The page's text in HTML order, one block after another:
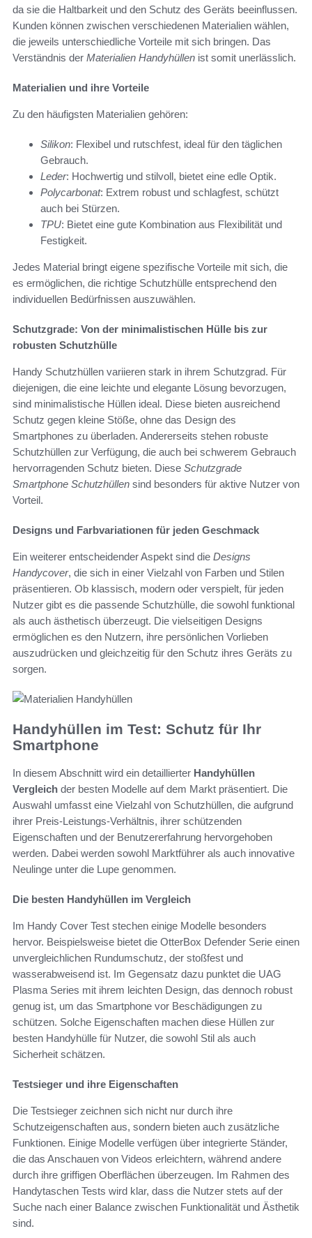
da sie die Haltbarkeit und den Schutz des Geräts beeinflussen.
Kunden können zwischen verschiedenen Materialien wählen,
die jeweils unterschiedliche Vorteile mit sich bringen. Das
Verständnis der Materialien Handyhüllen ist somit unerlässlich.
Materialien und ihre Vorteile
Zu den häufigsten Materialien gehören:
Silikon: Flexibel und rutschfest, ideal für den täglichen
Gebrauch.
Leder: Hochwertig und stilvoll, bietet eine edle Optik.
Polycarbonat: Extrem robust und schlagfest, schützt
auch bei Stürzen.
TPU: Bietet eine gute Kombination aus Flexibilität und
Festigkeit.
Jedes Material bringt eigene spezifische Vorteile mit sich, die
es ermöglichen, die richtige Schutzhülle entsprechend den
individuellen Bedürfnissen auszuwählen.
Schutzgrade: Von der minimalistischen Hülle bis zur
robusten Schutzhülle
Handy Schutzhüllen variieren stark in ihrem Schutzgrad. Für
diejenigen, die eine leichte und elegante Lösung bevorzugen,
sind minimalistische Hüllen ideal. Diese bieten ausreichend
Schutz gegen kleine Stöße, ohne das Design des
Smartphones zu überladen. Andererseits stehen robuste
Schutzhüllen zur Verfügung, die auch bei schwerem Gebrauch
hervorragenden Schutz bieten. Diese Schutzgrade
Smartphone Schutzhüllen sind besonders für aktive Nutzer von
Vorteil.
Designs und Farbvariationen für jeden Geschmack
Ein weiterer entscheidender Aspekt sind die Designs
Handycover, die sich in einer Vielzahl von Farben und Stilen
präsentieren. Ob klassisch, modern oder verspielt, für jeden
Nutzer gibt es die passende Schutzhülle, die sowohl funktional
als auch ästhetisch überzeugt. Die vielseitigen Designs
ermöglichen es den Nutzern, ihre persönlichen Vorlieben
auszudrücken und gleichzeitig für den Schutz ihres Geräts zu
sorgen.
Handyhüllen im Test: Schutz für Ihr
Smartphone
In diesem Abschnitt wird ein detaillierter Handyhüllen
Vergleich der besten Modelle auf dem Markt präsentiert. Die
Auswahl umfasst eine Vielzahl von Schutzhüllen, die aufgrund
ihrer Preis-Leistungs-Verhältnis, ihrer schützenden
Eigenschaften und der Benutzererfahrung hervorgehoben
werden. Dabei werden sowohl Marktführer als auch innovative
Neulinge unter die Lupe genommen.
Die besten Handyhüllen im Vergleich
Im Handy Cover Test stechen einige Modelle besonders
hervor. Beispielsweise bietet die OtterBox Defender Serie einen
unvergleichlichen Rundumschutz, der stoßfest und
wasserabweisend ist. Im Gegensatz dazu punktet die UAG
Plasma Series mit ihrem leichten Design, das dennoch robust
genug ist, um das Smartphone vor Beschädigungen zu
schützen. Solche Eigenschaften machen diese Hüllen zur
besten Handyhülle für Nutzer, die sowohl Stil als auch
Sicherheit schätzen.
Testsieger und ihre Eigenschaften
Die Testsieger zeichnen sich nicht nur durch ihre
Schutzeigenschaften aus, sondern bieten auch zusätzliche
Funktionen. Einige Modelle verfügen über integrierte Ständer,
die das Anschauen von Videos erleichtern, während andere
durch ihre griffigen Oberflächen überzeugen. Im Rahmen des
Handytaschen Tests wird klar, dass die Nutzer stets auf der
Suche nach einer Balance zwischen Funktionalität und Ästhetik
sind.